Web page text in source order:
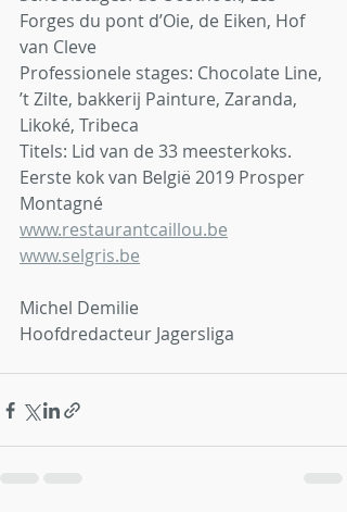
Forges du pont d’Oie, de Eiken, Hof
van Cleve
Professionele stages: Chocolate Line,
’t Zilte, bakkerij Painture, Zaranda,
Likoké, Tribeca
Titels: Lid van de 33 meesterkoks.
Eerste kok van België 2019 Prosper
Montagné
www.restaurantcaillou.be
www.selgris.be
Michel Demilie
Hoofdredacteur Jagersliga